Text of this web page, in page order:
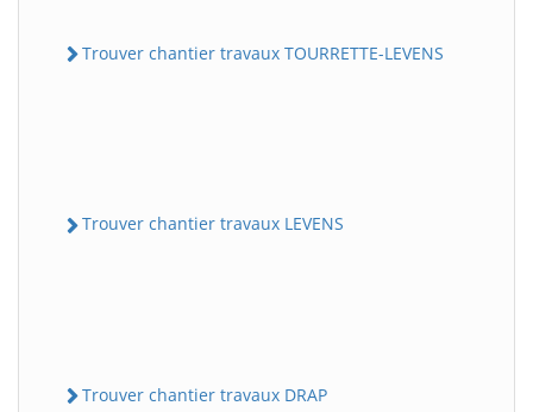
Trouver chantier travaux TOURRETTE-LEVENS
Trouver chantier travaux LEVENS
Trouver chantier travaux DRAP